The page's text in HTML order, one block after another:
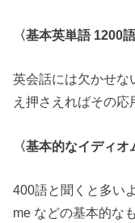
〈基本英単語 1200語
英会話には欠かせな
え押さえればその応
〈基本的なイディオ
400語と聞くと多い
me などの基本的な